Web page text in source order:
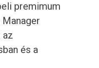
premimum
az
és a